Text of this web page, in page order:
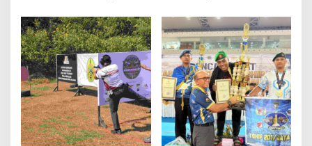
Dipromosikan
2026